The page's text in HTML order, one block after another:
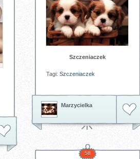
Szczeniaczek
Tagi: Szczeniaczek
Marzycielka
58